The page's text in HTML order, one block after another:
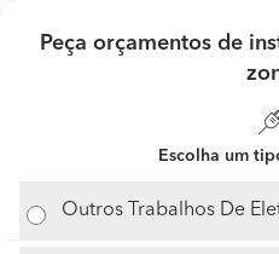
Peça orçamentos de
Escolha um
Outros Trabalhos De